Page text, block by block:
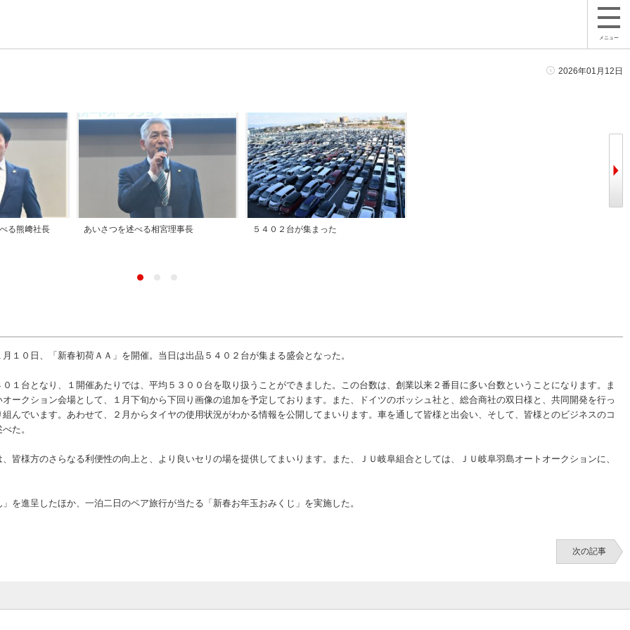
メニュー
2026年01月12日
る熊﨑社長 あいさつを述べる相宮理事長 ５４０２台が集まった
０日、「新春初荷ＡＡ」を開催。当日は出品５４０２台が集まる盛会となった。
台となり、１開催あたりでは、平均５３００台を取り扱うことができました。この台数は、創業以来２番目に多い台数ということになります。ま
ークション会場として、１月下旬から下回り画像の追加を予定しております。また、ドイツのボッシュ社と、総合商社の双日様と、共同開発を行っ
んでいます。あわせて、２月からタイヤの使用状況がわかる情報を公開してまいります。車を通して皆様と出会い、そして、皆様とのビジネスのコ
た。
様方のさらなる利便性の向上と、より良いセリの場を提供してまいります。また、ＪＵ岐阜組合としては、ＪＵ岐阜羽島オートオークションに、
進呈したほか、一泊二日のペア旅行が当たる「新春お年玉おみくじ」を実施した。
次の記事